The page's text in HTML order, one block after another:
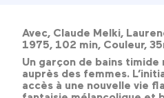
Avec, Claude Melki,
1975, 102 min, Couleur,
Un garçon de bains timide
auprès des femmes.
accès à une nouvelle vie